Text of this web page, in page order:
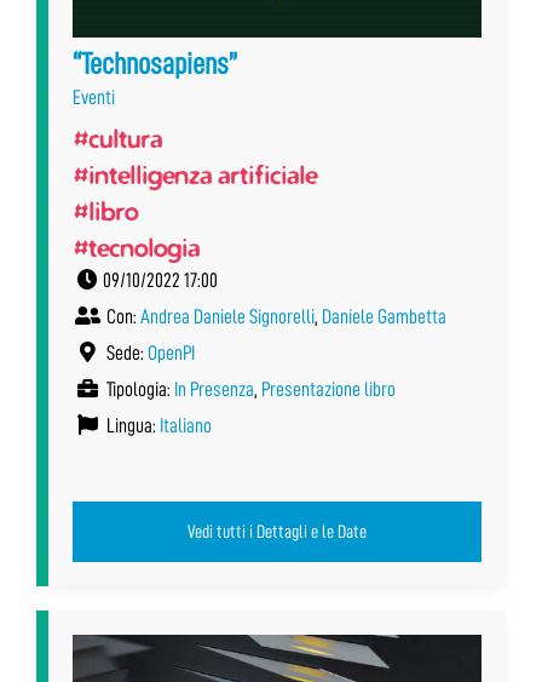
“Technosapiens”
Eventi
#cultura
#intelligenza artificiale
#libro
#tecnologia
09/10/2022 17:00
Con: Andrea Daniele Signorelli, Daniele Gambetta
Sede: OpenPI
Tipologia: In Presenza, Presentazione libro
Lingua: Italiano
Vedi tutti i Dettagli e le Date